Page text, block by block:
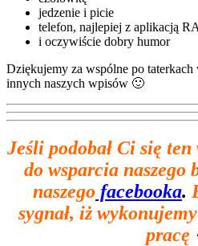
jedzenie i picie
telefon, najlepiej z aplikacją
i oczywiście dobry humor
Dziękujemy za wspólne po
innych naszych wpisów 🙂
Jeśli podobał Ci się
do wsparcia
naszego facebooka.
sygnał, iż
pracę